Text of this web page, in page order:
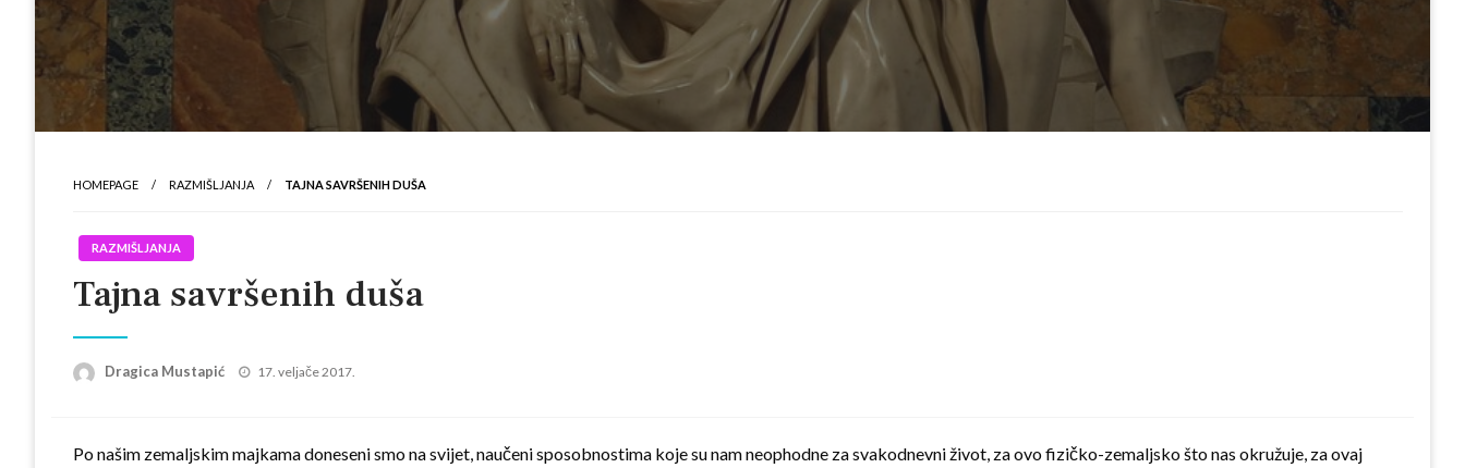
HOMEPAGE RAZMIŠLJANJA TAJNA SAVRŠENIH DUŠA
RAZMIŠLJANJA
Tajna savršenih duša
Dragica Mustapić
Posted
17. veljače 2017.
Po našim zemaljskim majkama doneseni smo na svijet, naučeni sposobnostima koje su nam neophodne za svakodnevni život, za ovo fizičko-zemaljsko što nas okružuje, za ovaj